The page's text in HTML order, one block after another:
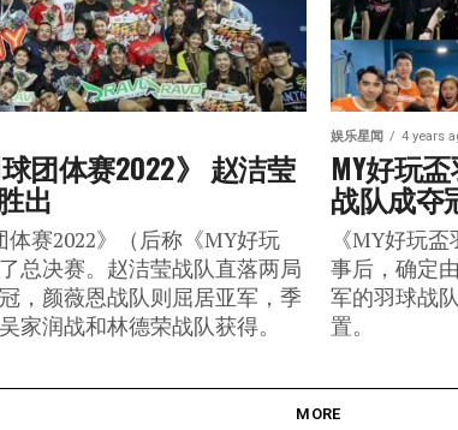
球团体赛2022》 赵洁莹
出
体赛2022》（后称《MY好玩
总决赛。赵洁莹战队直落两局
，颜薇恩战队则屈居亚军，季
家润战和林德荣战队获得。
娱乐星闻 4 years
MY好玩
战队成夺
《MY好玩
事后，确定
军的羽球战
置。
MORE